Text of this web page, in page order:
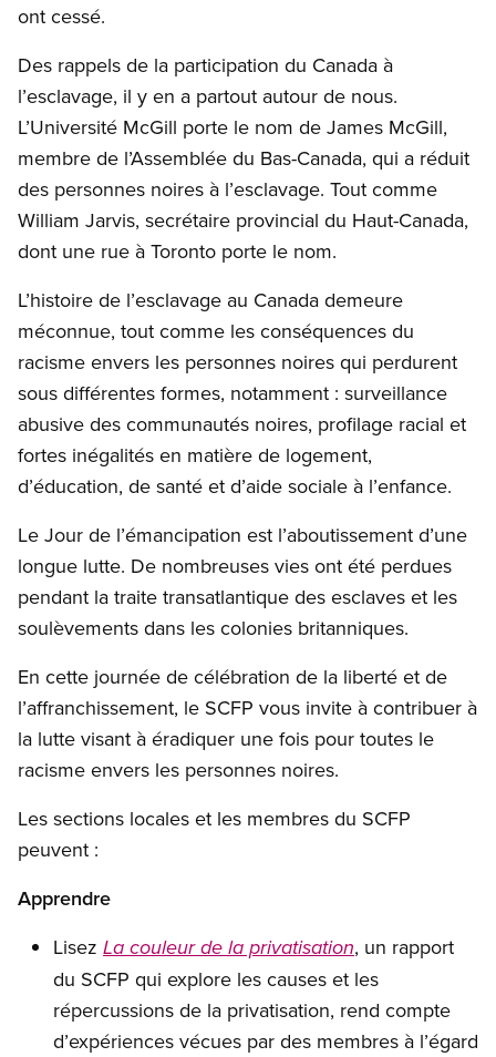
ont cessé.
Des rappels de la participation du Canada à
l’esclavage, il y en a partout autour de nous.
L’Université McGill porte le nom de James McGill,
membre de l’Assemblée du Bas-Canada, qui a réduit
des personnes noires à l’esclavage. Tout comme
William Jarvis, secrétaire provincial du Haut-Canada,
dont une rue à Toronto porte le nom.
L’histoire de l’esclavage au Canada demeure
méconnue, tout comme les conséquences du
racisme envers les personnes noires qui perdurent
sous différentes formes, notamment : surveillance
abusive des communautés noires, profilage racial et
fortes inégalités en matière de logement,
d’éducation, de santé et d’aide sociale à l’enfance.
Le Jour de l’émancipation est l’aboutissement d’une
longue lutte. De nombreuses vies ont été perdues
pendant la traite transatlantique des esclaves et les
soulèvements dans les colonies britanniques.
En cette journée de célébration de la liberté et de
l’affranchissement, le SCFP vous invite à contribuer à
la lutte visant à éradiquer une fois pour toutes le
racisme envers les personnes noires.
Les sections locales et les membres du SCFP
peuvent :
Apprendre
Lisez La couleur de la privatisation, un rapport
du SCFP qui explore les causes et les
répercussions de la privatisation, rend compte
d’expériences vécues par des membres à l’égard